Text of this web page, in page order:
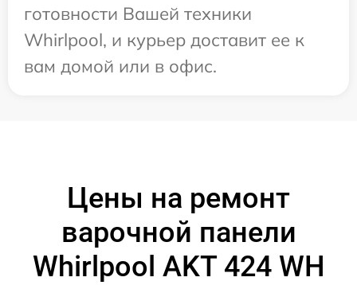
готовности Вашей техники
Whirlpool, и курьер доставит ее к
вам домой или в офис.
Цены на ремонт
варочной панели
Whirlpool AKT 424 WH